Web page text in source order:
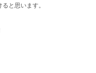
と思います。